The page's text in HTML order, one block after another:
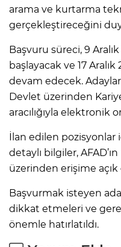
arama ve kurtarma
gerçekleştireceğini
Başvuru süreci, 9
başlayacak ve 17
devam edecek. Adaylar
Devlet üzerinden
aracılığıyla elektronik
İlan edilen
detaylı bilgiler,
üzerinden erişime açık
Başvurmak isteyen
dikkat etmeleri ve
önemle hatırlatıldı.